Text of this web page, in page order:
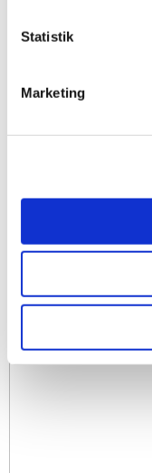
Statistik
Marketing